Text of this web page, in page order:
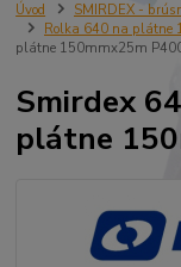
Úvod SMIRDEX -
Rolka 640 na plátne
plátne 150mmx25m
Smirdex
plátne